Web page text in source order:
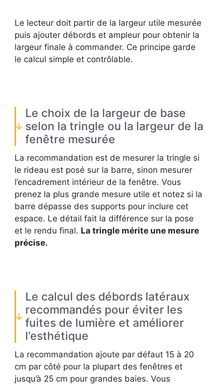
Le lecteur doit partir de la largeur utile mesurée
puis ajouter débords et ampleur pour obtenir la
largeur finale à commander. Ce principe garde
le calcul simple et contrôlable.
Le choix de la largeur de base
selon la tringle ou la largeur de la
fenêtre mesurée
La recommandation est de mesurer la tringle si
le rideau est posé sur la barre, sinon mesurer
l’encadrement intérieur de la fenêtre. Vous
prenez la plus grande mesure utile et notez si la
barre dépasse des supports pour inclure cet
espace. Le détail fait la différence sur la pose
et le rendu final. La tringle mérite une mesure
précise.
Le calcul des débords latéraux
recommandés pour éviter les
fuites de lumière et améliorer
l’esthétique
La recommandation ajoute par défaut 15 à 20
cm par côté pour la plupart des fenêtres et
jusqu’à 25 cm pour grandes baies. Vous